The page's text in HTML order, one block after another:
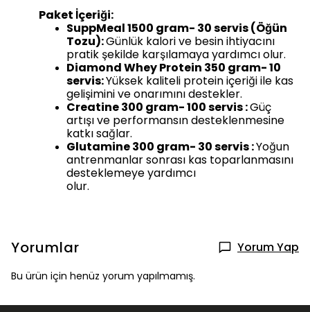
Paket İçeriği:
SuppMeal 1500 gram- 30 servis (Öğün
Tozu):Günlük kalori ve besin ihtiyacını
pratik şekilde karşılamaya yardımcı olur.
Diamond Whey Protein 350 gram- 10
servis:Yüksek kaliteli protein içeriği ile kas
gelişimini ve onarımını destekler.
Creatine 300 gram- 100 servis :Güç
artışı ve performansın desteklenmesine
katkı sağlar.
Glutamine 300 gram- 30 servis :Yoğun
antrenmanlar sonrası kas toparlanmasını
desteklemeye yardımcı
olur.
Yorumlar Yorum Yap
Bu ürün için henüz yorum yapılmamış.